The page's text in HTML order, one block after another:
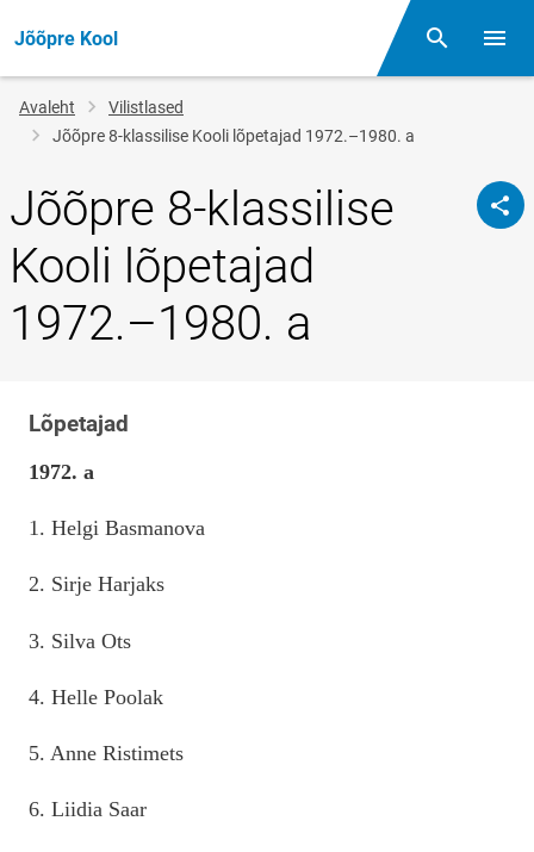
Jõõpre Kool Otsing
Jälglink
Avaleht
Vilistlased
Jõõpre 8-klassilise Kooli lõpetajad 1972.–1980. a
Jõõpre 8-klassilise
Kooli lõpetajad
1972.–1980. a
Klassi
Lõpetajad
1972. a
1. Helgi Basmanova
2. Sirje Harjaks
3. Silva Ots
4. Helle Poolak
5. Anne Ristimets
6. Liidia Saar